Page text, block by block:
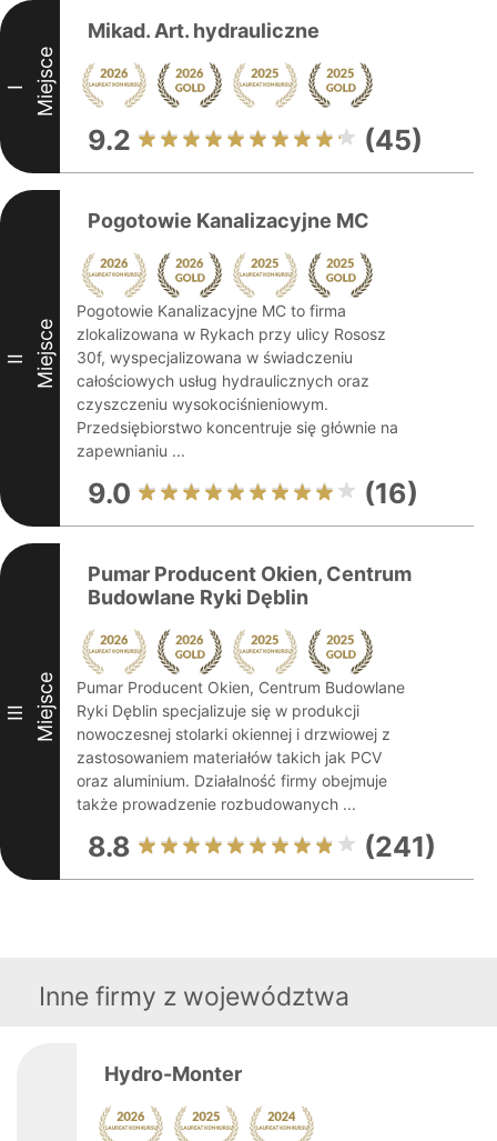
I Miejsce
Mikad. Art. hydrauliczne
9.2 (45)
II Miejsce
Pogotowie Kanalizacyjne MC
Pogotowie Kanalizacyjne MC to firma
zlokalizowana w Rykach przy ulicy Rososz
30f, wyspecjalizowana w świadczeniu
całościowych usług hydraulicznych oraz
czyszczeniu wysokociśnieniowym.
Przedsiębiorstwo koncentruje się głównie na
zapewnianiu ...
9.0 (16)
III Miejsce
Pumar Producent Okien, Centrum
Budowlane Ryki Dęblin
Pumar Producent Okien, Centrum Budowlane
Ryki Dęblin specjalizuje się w produkcji
nowoczesnej stolarki okiennej i drzwiowej z
zastosowaniem materiałów takich jak PCV
oraz aluminium. Działalność firmy obejmuje
także prowadzenie rozbudowanych ...
8.8 (241)
Inne firmy z województwa
Hydro-Monter